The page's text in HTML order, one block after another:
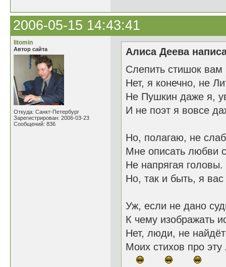
2006-05-15 14:43:41
litomin
Автор сайта
Откуда: Санкт-Петербург
Зарегистрирован: 2006-03-23
Сообщений: 836
Алиса Деева
Слепить стишок
Нет, я конечно, не
Не Пушкин даже я,
И не поэт я вовсе
Но, полагаю, не
Мне описать любви
Не напрягая головы.
Но, так и быть, я
Уж, если не дано
К чему изображать
Нет, люди, не
Моих стихов про эту